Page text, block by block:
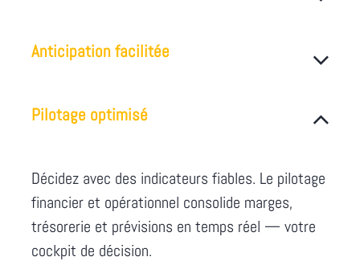
Anticipation facilitée
Pilotage optimisé
Décidez avec des indicateurs fiables. Le pilotage
financier et opérationnel consolide marges,
trésorerie et prévisions en temps réel — votre
cockpit de décision.